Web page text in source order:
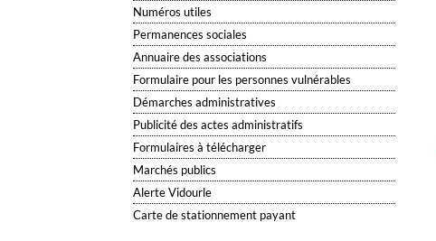
Numéros utiles
Permanences sociales
Annuaire des associations
Formulaire pour les personnes vulnérables
Démarches administratives
Publicité des actes administratifs
Formulaires à télécharger
Marchés publics
Alerte Vidourle
Carte de stationnement payant